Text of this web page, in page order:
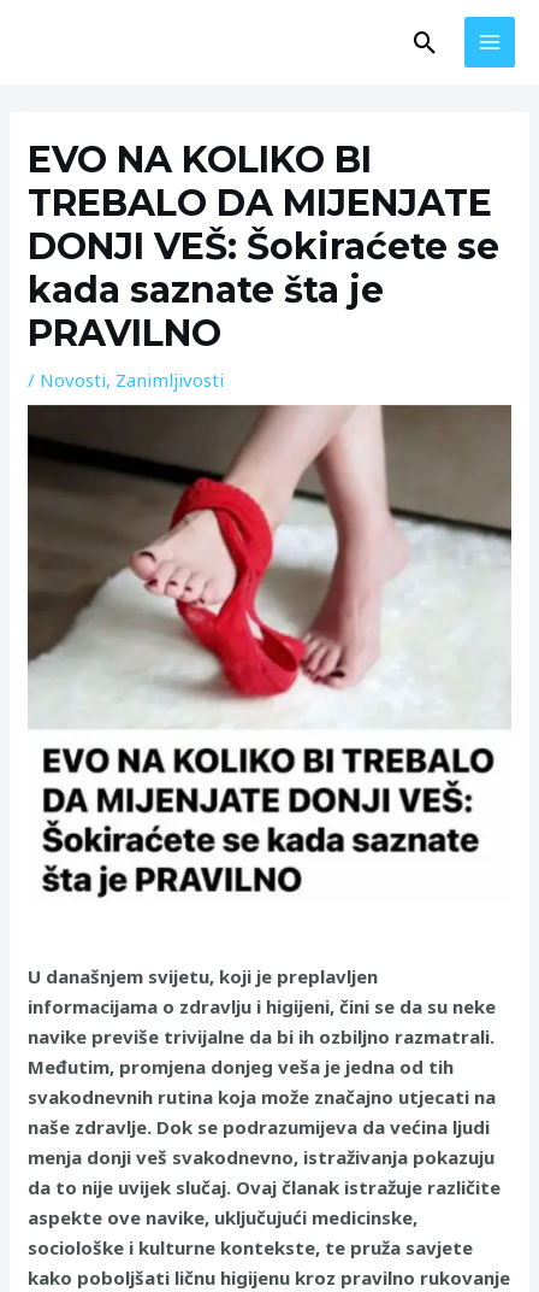
Search
EVO NA KOLIKO BI
TREBALO DA MIJENJATE
DONJI VEŠ: Šokiraćete se
kada saznate šta je
PRAVILNO
/ Novosti, Zanimljivosti
U današnjem svijetu, koji je preplavljen
informacijama o zdravlju i higijeni, čini se da su neke
navike previše trivijalne da bi ih ozbiljno razmatrali.
Međutim, promjena donjeg veša je jedna od tih
svakodnevnih rutina koja može značajno utjecati na
naše zdravlje. Dok se podrazumijeva da većina ljudi
menja donji veš svakodnevno, istraživanja pokazuju
da to nije uvijek slučaj. Ovaj članak istražuje različite
aspekte ove navike, uključujući medicinske,
sociološke i kulturne kontekste, te pruža savjete
kako poboljšati ličnu higijenu kroz pravilno rukovanje